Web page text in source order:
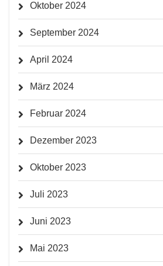
Oktober 2024
September 2024
April 2024
März 2024
Februar 2024
Dezember 2023
Oktober 2023
Juli 2023
Juni 2023
Mai 2023